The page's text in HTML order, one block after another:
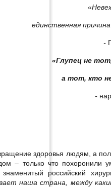
«
единственная
-
«Глупец не
а тот, кто
-
здоровья людям, а
– только что похоронили
знаменитый российский
наша страна, между